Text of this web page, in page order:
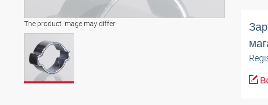
The product image may differ